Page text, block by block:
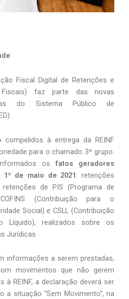
Fiscal Digital de Retenções e
Fiscais) faz parte das novas
do Sistema Público de
à entrega da REINF
para o chamado 3º grupo.
os fatos geradores
de maio de 2021: retenções
retenções de PIS (Programa de
(Contribuição para o
Social) e CSLL (Contribuição
Líquido), realizados sobre os
Jurídicas.
informações a serem prestadas,
movimentos que não gerem
à REINF, a declaração deverá ser
a situação “Sem Movimento”, na